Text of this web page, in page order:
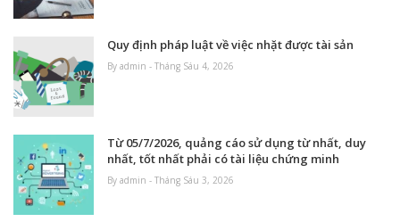
Quy định pháp luật về việc nhặt được tài sản
By admin - Tháng Sáu 4, 2026
Từ 05/7/2026, quảng cáo sử dụng từ nhất, duy
nhất, tốt nhất phải có tài liệu chứng minh
By admin - Tháng Sáu 3, 2026